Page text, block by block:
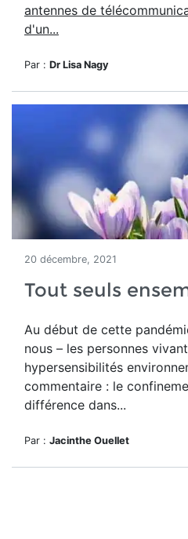
antennes de
d'un...
Par : Dr Lisa Nagy
20 décembre, 2021
Tout seuls
Au début de cette
nous – les personnes
hypersensibilités
commentaire : le
différence dans...
Par : Jacinthe Ouellet